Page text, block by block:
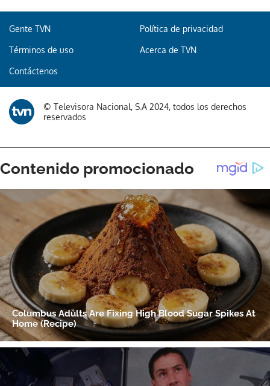
Gente TVN Política de privacidad
Términos de uso Acerca de TVN
Contáctenos
© Televisora Nacional, S.A 2024, todos los derechos
reservados